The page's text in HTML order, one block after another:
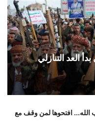
العد التنازلي
الله... افتحوها لمن وقف مع